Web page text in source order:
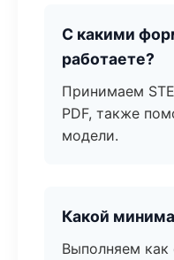
С какими
работаете?
Принимаем
PDF, также
модели.
Какой
Выполняем как